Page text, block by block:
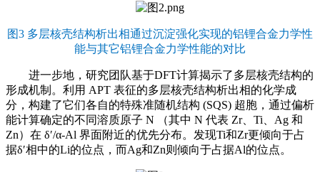
图3 多层核壳结构析出相通过沉淀强化实现的铝锂合金力学性
能与其它铝锂合金力学性能的对比
进一步地，研究团队基于DFT计算揭示了多层核壳结构的
形成机制。利用 APT 表征的多层核壳结构析出相的化学成
分，构建了它们各自的特殊准随机结构 (SQS) 超胞，通过偏析
能计算确定的不同溶质原子 N （其中 N 代表 Zr、Ti、Ag 和
Zn）在 δ′/α-Al 界面附近的优先分布。发现Ti和Zr更倾向于占
据δ′相中的Li的位点，而Ag和Zn则倾向于占据Al的位点。